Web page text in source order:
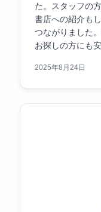
た。スタッフの
書店への紹介も
つながりました
お探しの方にも
2025年8月24日